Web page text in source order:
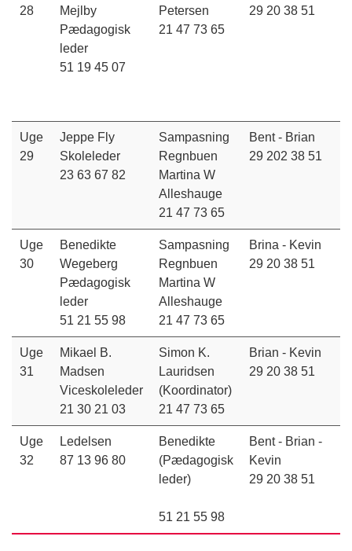
28
Mejlby
Pædagogisk
leder
51 19 45 07
Petersen
21 47 73 65
29 20 38 51
Uge
29
Jeppe Fly
Skoleleder
23 63 67 82
Sampasning
Regnbuen
Martina W
Alleshauge
21 47 73 65
Bent - Brian
29 202 38 51
Uge
30
Benedikte
Wegeberg
Pædagogisk
leder
51 21 55 98
Sampasning
Regnbuen
Martina W
Alleshauge
21 47 73 65
Brina - Kevin
29 20 38 51
Uge
31
Mikael B.
Madsen
Viceskoleleder
21 30 21 03
Simon K.
Lauridsen
(Koordinator)
21 47 73 65
Brian - Kevin
29 20 38 51
Uge
32
Ledelsen
87 13 96 80
Benedikte
(Pædagogisk
leder)
51 21 55 98
Bent - Brian -
Kevin
29 20 38 51